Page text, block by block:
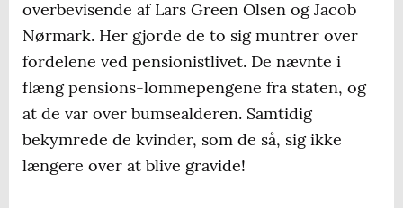
overbevisende af Lars Green Olsen og Jacob
Nørmark. Her gjorde de to sig muntrer over
fordelene ved pensionistlivet. De nævnte i
flæng pensions-lommepengene fra staten, og
at de var over bumsealderen. Samtidig
bekymrede de kvinder, som de så, sig ikke
længere over at blive gravide!